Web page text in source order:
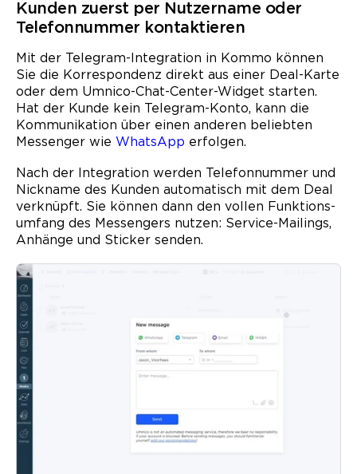
Kunden zuerst per Nutzername oder
Telefonnummer kontaktieren
Mit der Telegram-Integration in Kommo können
Sie die Korrespondenz direkt aus einer Deal-Karte
oder dem Umnico-Chat-Center-Widget starten.
Hat der Kunde kein Telegram-Konto, kann die
Kommunikation über einen anderen beliebten
Messenger wie WhatsApp erfolgen.
Nach der Integration werden Telefonnummer und
Nickname des Kunden automatisch mit dem Deal
verknüpft. Sie können dann den vollen Funktions­
umfang des Messengers nutzen: Service-Mailings,
Anhänge und Sticker senden.